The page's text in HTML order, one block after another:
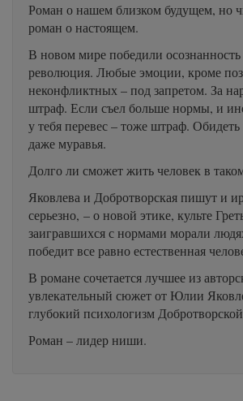
Роман о нашем близком будущем, но
роман о настоящем.
В новом мире победили осознанность
революция. Любые эмоции, кроме
неконфликтных – под запретом. За
штраф. Если съел больше нормы, и
у тебя перевес – тоже штраф. Обидеть
даже муравья.
Долго ли сможет жить человек в
Яковлева и Добротворская пишут и
серьезно, – о новой этике, культе
заигравшихся с нормами морали
победит все равно естественная
В романе сочетается лучшее из
увлекательный сюжет от Юлии
глубокий психологизм
Роман – лидер ниши.